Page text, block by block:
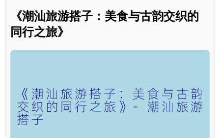
《潮汕旅游搭子：美食与古韵交织的
同行之旅》